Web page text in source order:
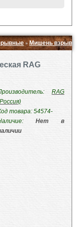
» Мишень
RAG
RAG
товара: 54574-
Нет в